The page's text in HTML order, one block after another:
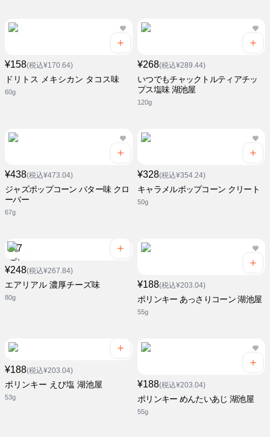
¥158(税込¥170.64)
ドリトス メキシカン タコス味
60g
¥268(税込¥289.44)
いつでもチャックトルティアチッ
プス塩味 湖池屋
120g
¥438(税込¥473.04)
ジャズポップコーン バター味 クロ
ーバー
67g
¥328(税込¥354.24)
キャラメルポップコーン クリート
50g
¥248(税込¥267.84)
エアリアル 濃厚チーズ味
80g
¥188(税込¥203.04)
ポリンキー あっさりコーン 湖池屋
55g
¥188(税込¥203.04)
ポリンキー えび塩 湖池屋
53g
¥188(税込¥203.04)
ポリンキー めんたいあじ 湖池屋
55g